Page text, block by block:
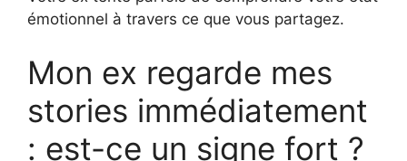
émotionnel à travers ce que vous partagez.
Mon ex regarde mes
stories immédiatement
: est-ce un signe fort ?